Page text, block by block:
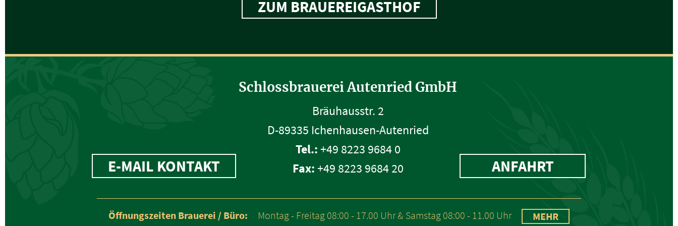
ZUM BRAUEREIGASTHOF
E-MAIL KONTAKT
Schlossbrauerei Autenried GmbH
Bräuhausstr. 2
D-89335 Ichenhausen-Autenried
Tel.:+49 8223 9684 0
Fax:+49 8223 9684 20 ANFAHRT
Öffnungszeiten Brauerei / Büro: Montag - Freitag 08:00 - 17.00 Uhr & Samstag 08:00 - 11.00 Uhr MEHR